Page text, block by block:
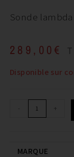
Sonde lambda
289,00 €
Disponible sur
- +
MARQUE